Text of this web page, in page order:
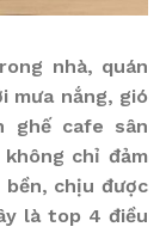
nhà, quán
mưa nắng, gió
ghế cafe sân
chỉ đảm
chịu được
là top 4 điều